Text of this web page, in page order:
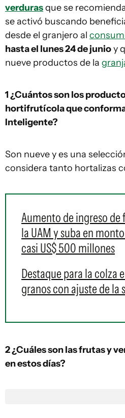
verdurasque se
se activó buscando
desde el granjero al
hasta el lunes 24 de junioy
nueve productos de la
1 ¿Cuántos son los
hortifrutícola que
Inteligente?
Son nueve y es una
considera tanto hortalizas
Aumento de ingreso de
la UAM y suba en
casi US$ 500 millones
Destaque para la colza
granos con ajuste de
2 ¿Cuáles son las frutas y
en estos días?